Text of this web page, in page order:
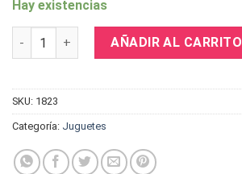
Hay existencias
ROBOCAT TROUT cantidadAÑADIR AL CARRITO
SKU: 1823
Categoría: Juguetes